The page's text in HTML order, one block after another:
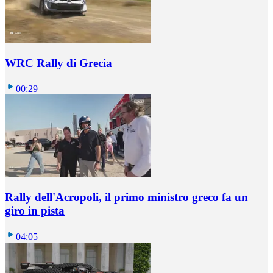
WRC Rally di Grecia
00:29
Rally dell'Acropoli, il primo ministro greco fa un
giro in pista
04:05